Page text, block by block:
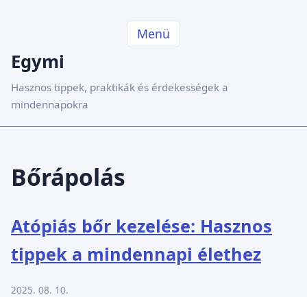
Menü
Egymi
Hasznos tippek, praktikák és érdekességek a
mindennapokra
Bőrápolás
Atópiás bőr kezelése: Hasznos
tippek a mindennapi élethez
2025. 08. 10.